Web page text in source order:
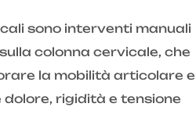
sono interventi manuali
colonna cervicale, che
la mobilità articolare e
rigidità e tensione